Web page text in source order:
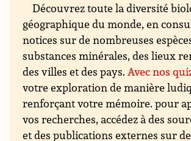
Découvrez toute la diversité
géographique du monde, en
notices sur de nombreuses
substances minérales, des lieux
des villes et des pays.Avec nos
votre exploration de manière
renforçant votre mémoire. pour
vos recherches, accédez à des
et des publications externes sur